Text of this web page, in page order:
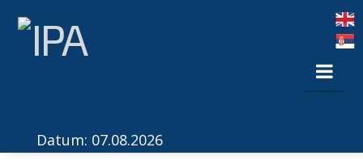
Datum: 07.08.2026